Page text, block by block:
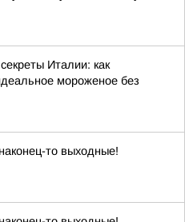
Италии: как
мороженое без
то выходные!